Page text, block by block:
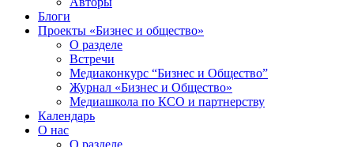
Блоги
Проекты «Бизнес и общество»
О разделе
Встречи
Медиаконкурс “Бизнес и Общество”
Журнал «Бизнес и Общество»
Медиашкола по КСО и партнерству
Календарь
О нас
О разделе